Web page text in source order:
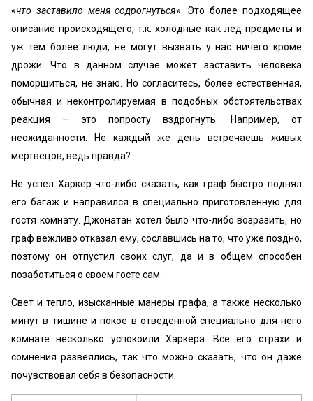
«что заставило меня содрогнуться». Это более подходящее
описание происходящего, т.к. холодные как лед предметы и
уж тем более люди, не могут вызвать у нас ничего кроме
дрожи. Что в данном случае может заставить человека
поморщиться, не знаю. Но согласитесь, более естественная,
обычная и неконтролируемая в подобных обстоятельствах
реакция – это попросту вздрогнуть. Например, от
неожиданности. Не каждый же день встречаешь живых
мертвецов, ведь правда?
Не успел Харкер что-либо сказать, как граф быстро поднял
его багаж и направился в специально приготовленную для
гостя комнату. Джонатан хотел было что-либо возразить, но
граф вежливо отказал ему, сославшись на то, что уже поздно,
поэтому он отпустил своих слуг, да и в общем способен
позаботиться о своем госте сам.
Свет и тепло, изысканные манеры графа, а также несколько
минут в тишине и покое в отведенной специально для него
комнате несколько успокоили Харкера. Все его страхи и
сомнения развеялись, так что можно сказать, что он даже
почувствовал себя в безопасности.